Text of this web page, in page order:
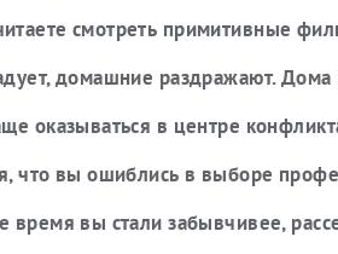
смотреть примитивные
домашние раздражают. Дома
оказываться в центре
что вы ошиблись в выборе
время вы стали забывчивее,